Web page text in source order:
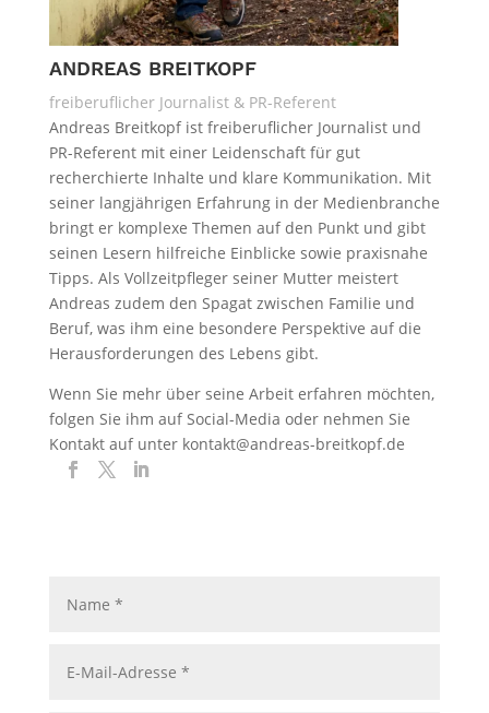
ANDREAS BREITKOPF
freiberuflicher Journalist & PR-Referent
Andreas Breitkopf ist freiberuflicher Journalist und
PR-Referent mit einer Leidenschaft für gut
recherchierte Inhalte und klare Kommunikation. Mit
seiner langjährigen Erfahrung in der Medienbranche
bringt er komplexe Themen auf den Punkt und gibt
seinen Lesern hilfreiche Einblicke sowie praxisnahe
Tipps. Als Vollzeitpfleger seiner Mutter meistert
Andreas zudem den Spagat zwischen Familie und
Beruf, was ihm eine besondere Perspektive auf die
Herausforderungen des Lebens gibt.
Wenn Sie mehr über seine Arbeit erfahren möchten,
folgen Sie ihm auf Social-Media oder nehmen Sie
Kontakt auf unter kontakt@andreas-breitkopf.de